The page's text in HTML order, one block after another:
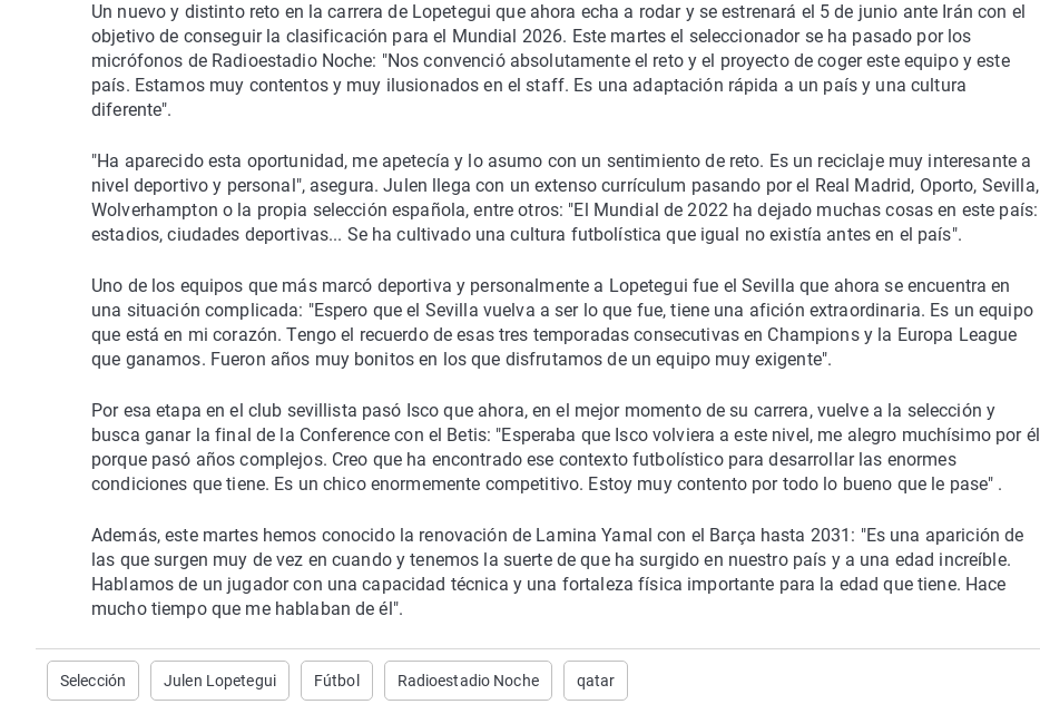
Un nuevo y distinto reto en la carrera de Lopetegui que ahora echa a rodar y se estrenará el 5 de junio ante Irán con el
objetivo de conseguir la clasificación para el Mundial 2026. Este martes el seleccionador se ha pasado por los
micrófonos de Radioestadio Noche: "Nos convenció absolutamente el reto y el proyecto de coger este equipo y este
país. Estamos muy contentos y muy ilusionados en el staff. Es una adaptación rápida a un país y una cultura
diferente".
"Ha aparecido esta oportunidad, me apetecía y lo asumo con un sentimiento de reto. Es un reciclaje muy interesante a
nivel deportivo y personal", asegura. Julen llega con un extenso currículum pasando por el Real Madrid, Oporto, Sevilla,
Wolverhampton o la propia selección española, entre otros: "El Mundial de 2022 ha dejado muchas cosas en este país:
estadios, ciudades deportivas... Se ha cultivado una cultura futbolística que igual no existía antes en el país".
Uno de los equipos que más marcó deportiva y personalmente a Lopetegui fue el Sevilla que ahora se encuentra en
una situación complicada: "Espero que el Sevilla vuelva a ser lo que fue, tiene una afición extraordinaria. Es un equipo
que está en mi corazón. Tengo el recuerdo de esas tres temporadas consecutivas en Champions y la Europa League
que ganamos. Fueron años muy bonitos en los que disfrutamos de un equipo muy exigente".
Por esa etapa en el club sevillista pasó Isco que ahora, en el mejor momento de su carrera, vuelve a la selección y
busca ganar la final de la Conference con el Betis: "Esperaba que Isco volviera a este nivel, me alegro muchísimo por él
porque pasó años complejos. Creo que ha encontrado ese contexto futbolístico para desarrollar las enormes
condiciones que tiene. Es un chico enormemente competitivo. Estoy muy contento por todo lo bueno que le pase" .
Además, este martes hemos conocido la renovación de Lamina Yamal con el Barça hasta 2031: "Es una aparición de
las que surgen muy de vez en cuando y tenemos la suerte de que ha surgido en nuestro país y a una edad increíble.
Hablamos de un jugador con una capacidad técnica y una fortaleza física importante para la edad que tiene. Hace
mucho tiempo que me hablaban de él".
Selección Julen Lopetegui Fútbol Radioestadio Noche qatar